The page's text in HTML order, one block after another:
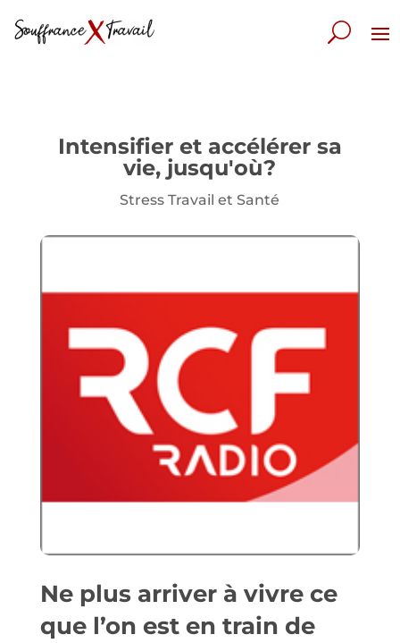
Intensifier et accélérer sa
vie, jusqu'où?
Stress Travail et Santé
Ne plus arriver à vivre ce
que l’on est en train de